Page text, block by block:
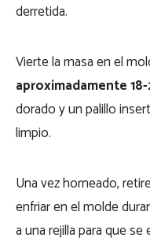
derretida.
Vierte la masa en el
aproximadamente
dorado y un palillo
limpio.
Una vez horneado,
enfriar en el molde
a una rejilla para que